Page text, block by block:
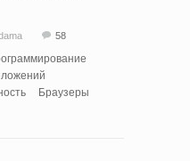
58
Браузеры